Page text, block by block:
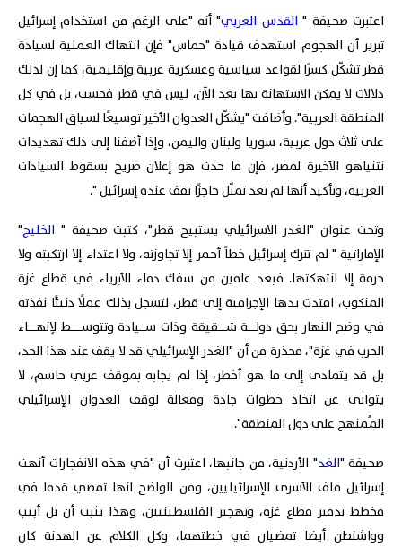
اعتبرت صحيفة " القدس العربي" أنه "على الرغم من استخدام إسرائيل
تبرير أن الهجوم استهدف قيادة "حماس" فإن انتهاك العملية لسيادة
قطر تشكّل كسرًا لقواعد سياسية وعسكرية عربية وإقليمية، كما إن لذلك
دلالات لا يمكن الاستهانة بها بعد الآن، ليس في قطر فحسب، بل في كل
المنطقة العربية". وأضافت "يشكّل العدوان الأخير توسيعًا لسياق الهجمات
على ثلاث دول عربية، سوريا ولبنان واليمن، وإذا أضفنا إلى ذلك تهديدات
نتنياهو الأخيرة لمصر، فإن ما حدث هو إعلان صريح بسقوط السيادات
العربية، وتأكيد أنها لم تعد تمثّل حاجزًا تقف عنده إسرائيل ".
وتحت عنوان "الغدر الاسرائيلي يستبيح قطر"، كتبت صحيفة " الخليج"
الإماراتية " لم تترك إسرائيل خطاً أحمر إلا تجاوزته، ولا اعتداء إلا ارتكبته ولا
حرمة إلا انتهكتها. فبعد عامين من سفك دماء الأبرياء في قطاع غزة
المنكوب، امتدت يدها الإجرامية إلى قطر، لتسجل بذلك عملًا دنيئًا نفذته
في وضح النهار بحق دولـــة شـــقيقة وذات ســيادة وتتوســــط لإنهـــاء
الحرب في غزة"، محذرة من أن "الغدر الإسرائيلي قد لا يقف عند هذا الحد،
بل قد يتمادى إلى ما هو أخطر، إذا لم يجابه بموقف عربي حاسم، لا
يتوانى عن اتخاذ خطوات جادة وفعالة لوقف العدوان الإسرائيلي
المُمنهج على دول المنطقة".
صحيفة "الغد" الأردنية، من جانبها، اعتبرت أن "في هذه الانفجارات أنهت
إسرائيل ملف الأسرى الإسرائيليين، ومن الواضح انها تمضي قدما في
مخطط تدمير قطاع غزة، وتهجير الفلسطينيين، وهذا يثبت أن تل أبيب
وواشنطن أيضا تمضيان في خطتهما، وكل الكلام عن الهدنة كان